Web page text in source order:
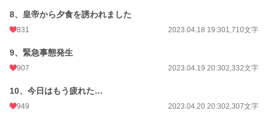
文字数 212,741
初回公開日時 2023.04.14 18:00
8、皇帝から夕食を誘われました
831 2023.04.18 19:301,710文字
9、緊急事態発生
907 2023.04.19 20:302,332文字
10、今日はもう疲れた…
949 2023.04.20 20:302,307文字